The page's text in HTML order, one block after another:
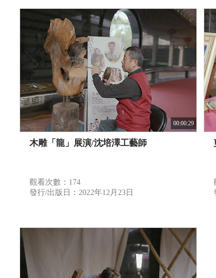
00:00:29
木雕「龍」展演/沈培澤工藝師
觀看次數：174
發行/出版日：2022年12月23日